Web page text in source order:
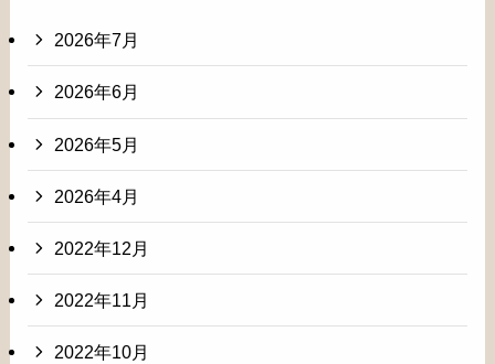
2026年7月
2026年6月
2026年5月
2026年4月
2022年12月
2022年11月
2022年10月